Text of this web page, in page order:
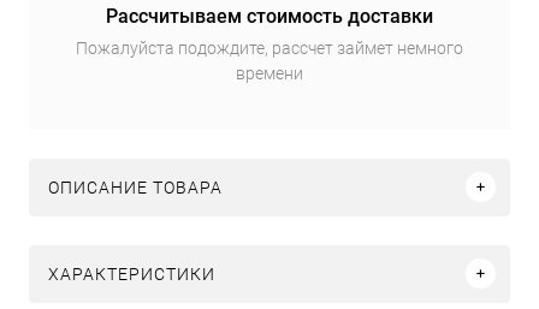
Рассчитываем стоимость доставки
Пожалуйста подождите, рассчет займет немного
времени
ОПИСАНИЕ ТОВАРА
ХАРАКТЕРИСТИКИ